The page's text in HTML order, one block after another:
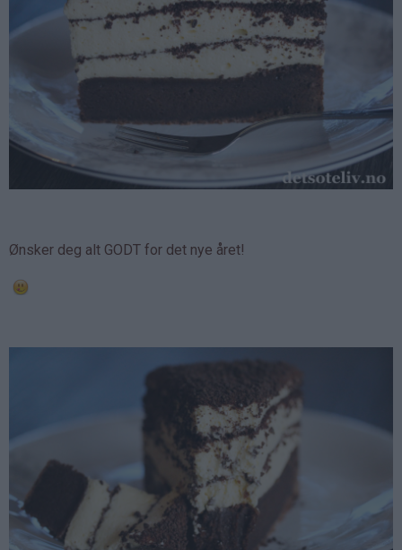
Ønsker deg alt GODT for det nye året!